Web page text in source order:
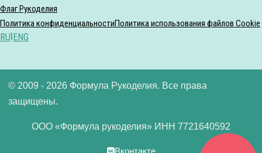
Флаг Рукоделия
Политика конфиденциальностиПолитика использования файлов Cookie
RU ENG
© 2009 - 2026 Формула Рукоделия. Все права
защищены.
ООО «Формула рукоделия» ИНН 7721640592
Вконтакте